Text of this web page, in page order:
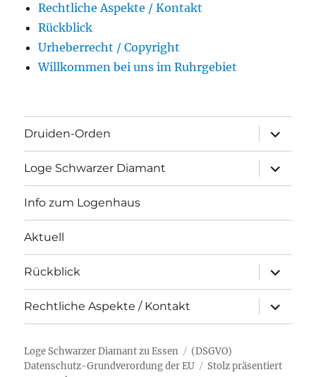
Rechtliche Aspekte / Kontakt
Rückblick
Urheberrecht / Copyright
Willkommen bei uns im Ruhrgebiet
Druiden-Orden
öffnen
Loge Schwarzer Diamant
öffnen
Info zum Logenhaus
Aktuell
Rückblick
öffnen
Rechtliche Aspekte / Kontakt
öffnen
Loge Schwarzer Diamant zu Essen
(DSGVO)
Datenschutz-Grundverordung der EU
Stolz präsentiert